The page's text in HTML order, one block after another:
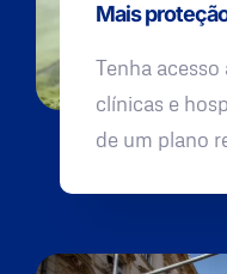
Mais
Tenha
clínicas e
de um plano